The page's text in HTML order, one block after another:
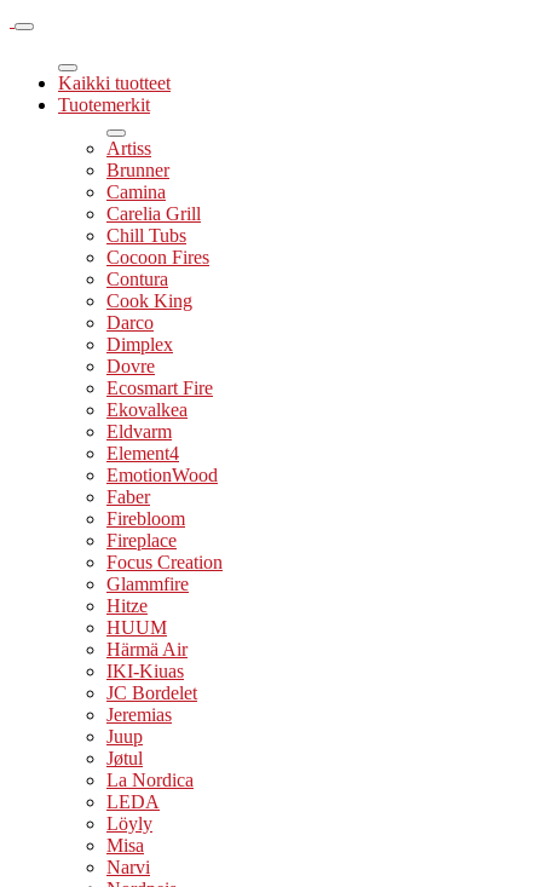
Kaikki tuotteet
Tuotemerkit
Artiss
Brunner
Camina
Carelia Grill
Chill Tubs
Cocoon Fires
Contura
Cook King
Darco
Dimplex
Dovre
Ecosmart Fire
Ekovalkea
Eldvarm
Element4
EmotionWood
Faber
Firebloom
Fireplace
Focus Creation
Glammfire
Hitze
HUUM
Härmä Air
IKI-Kiuas
JC Bordelet
Jeremias
Juup
Jøtul
La Nordica
LEDA
Löyly
Misa
Narvi